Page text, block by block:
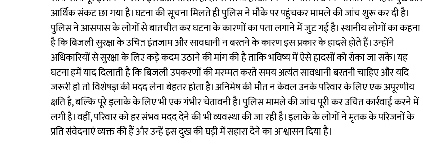
आर्थिक संकट छा गया है। घटना की सूचना मिलते ही पुलिस ने मौके पर पहुंचकर मामले की जांच शुरू कर दी है।
पुलिस ने आसपास के लोगों से बातचीत कर घटना के कारणों का पता लगाने में जुट गई है। स्थानीय लोगों का कहना
है कि बिजली सुरक्षा के उचित इंतजाम और सावधानी न बरतने के कारण इस प्रकार के हादसे होते हैं। उन्होंने
अधिकारियों से सुरक्षा के लिए कड़े कदम उठाने की मांग की है ताकि भविष्य में ऐसे हादसों को रोका जा सके। यह
घटना हमें याद दिलाती है कि बिजली उपकरणों की मरम्मत करते समय अत्यंत सावधानी बरतनी चाहिए और यदि
जरूरी हो तो विशेषज्ञ की मदद लेना बेहतर होता है। अनिमेष की मौत न केवल उनके परिवार के लिए एक अपूरणीय
क्षति है, बल्कि पूरे इलाके के लिए भी एक गंभीर चेतावनी है। पुलिस मामले की जांच पूरी कर उचित कार्रवाई करने में
लगी है। वहीं, परिवार को हर संभव मदद देने की भी व्यवस्था की जा रही है। इलाके के लोगों ने मृतक के परिजनों के
प्रति संवेदनाएं व्यक्त की हैं और उन्हें इस दुख की घड़ी में सहारा देने का आश्वासन दिया है।